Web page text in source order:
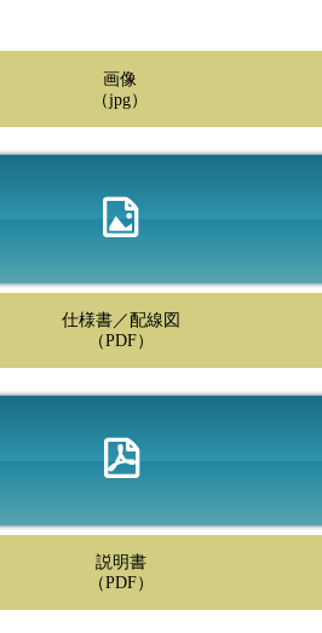
画像
（jpg）
仕様書／配線図
（PDF）
説明書
（PDF）